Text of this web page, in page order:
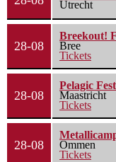
Utrecht
28-08
Breekout!
Bree
Tickets
28-08
Pelagic
Maastricht
Tickets
28-08
Ommen
Tickets